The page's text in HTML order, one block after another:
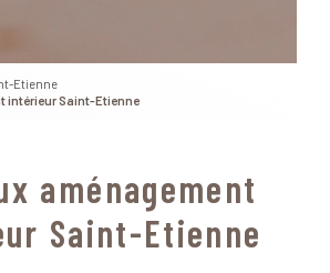
Etienne
intérieur Saint-Etienne
aménagement
Saint-Etienne